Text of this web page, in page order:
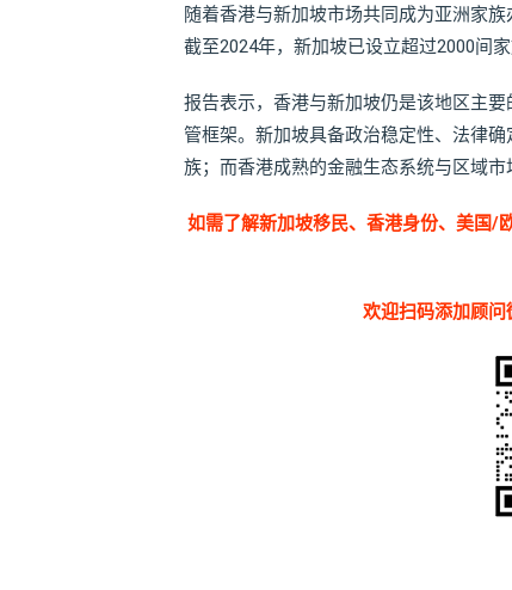
随着香港与新加坡市场共同成为亚洲家
截至2024年，新加坡已设立超过2000间
报告表示，香港与新加坡仍是该地区主
管框架。新加坡具备政治稳定性、法律
族；而香港成熟的金融生态系统与区域
如需了解新加坡移民、香港身份、美国/
欢迎扫码添加顾问